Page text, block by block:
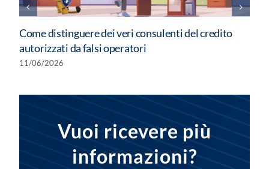
Come distinguere dei veri consulenti del credito
autorizzati da falsi operatori
11/06/2026
Vuoi ricevere più
informazioni?